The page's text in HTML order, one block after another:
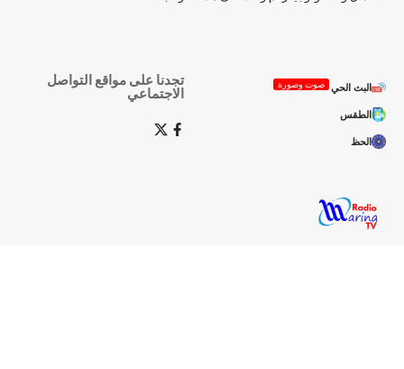
الحي صوت وصورة
تجدنا على مواقع التواصل
الاجتماعي